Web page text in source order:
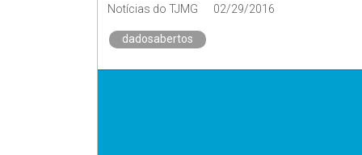
Notícias do TJMG
02/29/2016
dadosabertos